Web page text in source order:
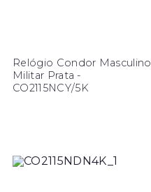
Relógio Condor Masculino
Militar Prata -
CO2115NCY/5K